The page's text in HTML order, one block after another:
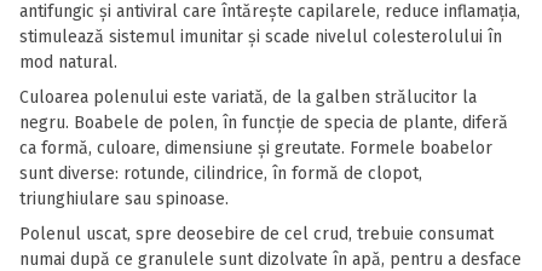
antifungic și antiviral care întărește capilarele, reduce inflamația,
stimulează sistemul imunitar și scade nivelul colesterolului în
mod natural.
Culoarea polenului este variată, de la galben strălucitor la
negru. Boabele de polen, în funcție de specia de plante, diferă
ca formă, culoare, dimensiune și greutate. Formele boabelor
sunt diverse: rotunde, cilindrice, în formă de clopot,
triunghiulare sau spinoase.
Polenul uscat, spre deosebire de cel crud, trebuie consumat
numai după ce granulele sunt dizolvate în apă, pentru a desface